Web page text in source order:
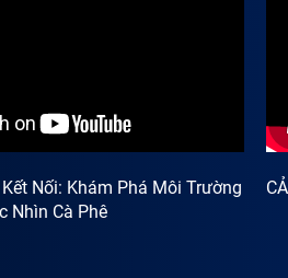
đang sử dụng chiếc điện thoại
BẢO HÀNH ONE với một mức
Nối: Khám Phá Môi Trường
Nhìn Cà Phê